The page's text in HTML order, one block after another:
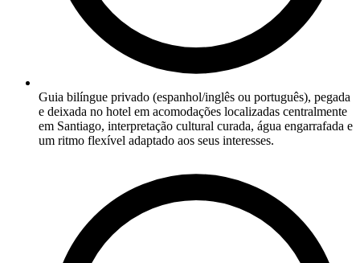
Guia bilíngue privado (espanhol/inglês ou português), pegada
e deixada no hotel em acomodações localizadas centralmente
em Santiago, interpretação cultural curada, água engarrafada e
um ritmo flexível adaptado aos seus interesses.